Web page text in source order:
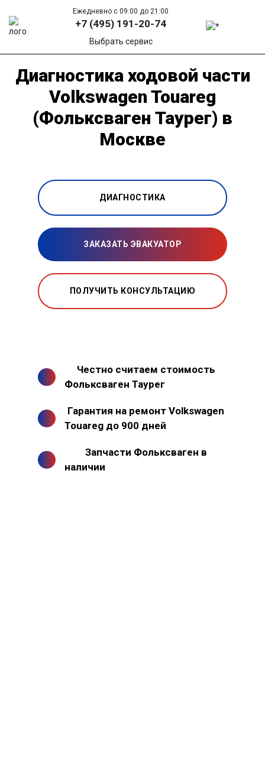
Ежедневно с 09:00 до 21:00
+7 (495) 191-20-74
Выбрать сервис
Диагностика ходовой части
Volkswagen Touareg
(Фольксваген Таурег) в
Москве
ДИАГНОСТИКА
ЗАКАЗАТЬ ЭВАКУАТОР
ПОЛУЧИТЬ КОНСУЛЬТАЦИЮ
Честно считаем стоимость
Фольксваген Таурег
Гарантия на ремонт Volkswagen
Touareg до 900 дней
Запчасти Фольксваген в
наличии